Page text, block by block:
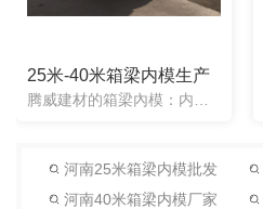
25米-40米箱梁内模生产
河南25米箱梁内模批发
河南40米箱梁内模厂家